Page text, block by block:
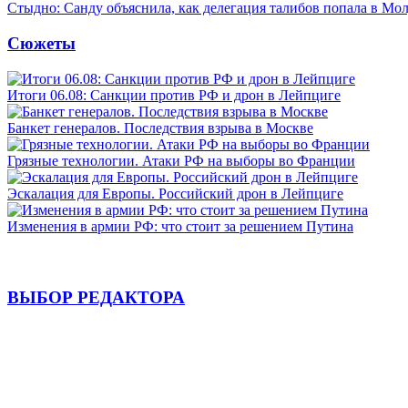
Стыдно: Санду объяснила, как делегация талибов попала в
Сюжеты
Итоги 06.08: Санкции против РФ и дрон в Лейпциге
Банкет генералов. Последствия взрыва в Москве
Грязные технологии. Атаки РФ на выборы во Франции
Эскалация для Европы. Российский дрон в Лейпциге
Изменения в армии РФ: что стоит за решением Путина
ВЫБОР РЕДАКТОРА